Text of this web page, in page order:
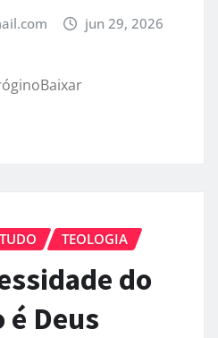
jun 29, 2026
TEOLOGIA
do
é Deus